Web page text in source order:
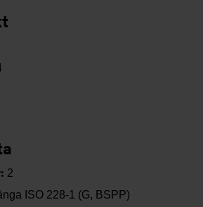
2
ISO 228-1 (G, BSPP)